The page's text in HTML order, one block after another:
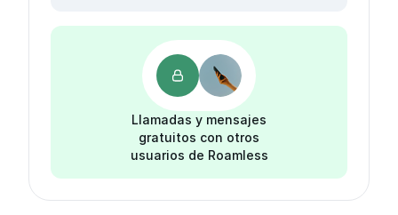
Llamadas y mensajes
gratuitos con otros
usuarios de Roamless